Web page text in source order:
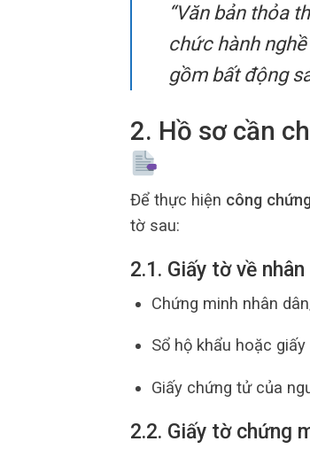
“Văn bản thỏa
chức hành
gồm bất động
2. Hồ sơ cần
Để thực hiện công
tờ sau:
2.1. Giấy tờ về
Chứng minh nhân
Sổ hộ khẩu hoặc
Giấy chứng tử của
2.2. Giấy tờ chứng